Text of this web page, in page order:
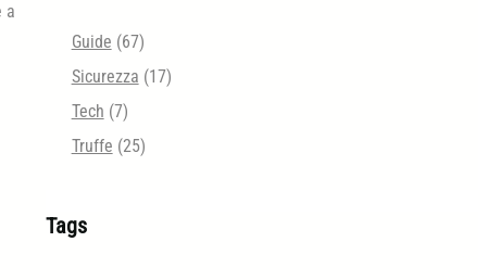
a
Guide (67)
Sicurezza (17)
Tech (7)
Truffe (25)
Tags